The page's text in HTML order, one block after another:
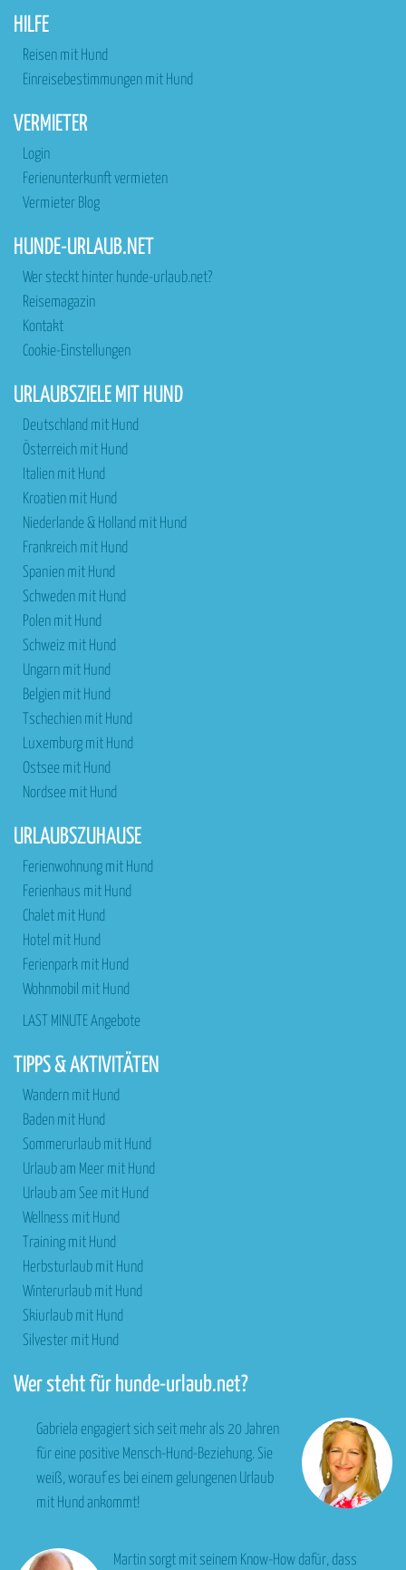
HILFE
Reisen mit Hund
Einreisebestimmungen mit Hund
VERMIETER
Login
Ferienunterkunft vermieten
Vermieter Blog
HUNDE-URLAUB.NET
Wer steckt hinter hunde-urlaub.net?
Reisemagazin
Kontakt
Cookie-Einstellungen
URLAUBSZIELE MIT HUND
Deutschland mit Hund
Österreich mit Hund
Italien mit Hund
Kroatien mit Hund
Niederlande & Holland mit Hund
Frankreich mit Hund
Spanien mit Hund
Schweden mit Hund
Polen mit Hund
Schweiz mit Hund
Ungarn mit Hund
Belgien mit Hund
Tschechien mit Hund
Luxemburg mit Hund
Ostsee mit Hund
Nordsee mit Hund
URLAUBSZUHAUSE
Ferienwohnung mit Hund
Ferienhaus mit Hund
Chalet mit Hund
Hotel mit Hund
Ferienpark mit Hund
Wohnmobil mit Hund
LAST MINUTE Angebote
TIPPS & AKTIVITÄTEN
Wandern mit Hund
Baden mit Hund
Sommerurlaub mit Hund
Urlaub am Meer mit Hund
Urlaub am See mit Hund
Wellness mit Hund
Training mit Hund
Herbsturlaub mit Hund
Winterurlaub mit Hund
Skiurlaub mit Hund
Silvester mit Hund
Wer steht für hunde-urlaub.net?
Gabriela engagiert sich seit mehr als 20 Jahren
für eine positive Mensch-Hund-Beziehung. Sie
weiß, worauf es bei einem gelungenen Urlaub
mit Hund ankommt!
Martin sorgt mit seinem Know-How dafür, dass